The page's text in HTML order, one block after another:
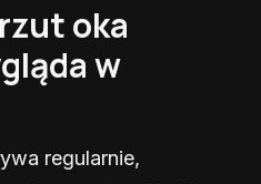
oka
w
regularnie,